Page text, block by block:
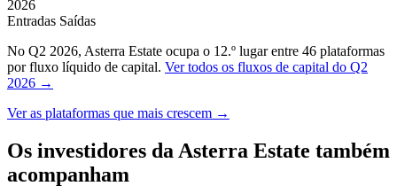
2026
Entradas Saídas
No Q2 2026, Asterra Estate ocupa o 12.º lugar entre 46 plataformas
por fluxo líquido de capital. Ver todos os fluxos de capital do Q2
2026 →
Ver as plataformas que mais crescem →
Os investidores da Asterra Estate também
acompanham